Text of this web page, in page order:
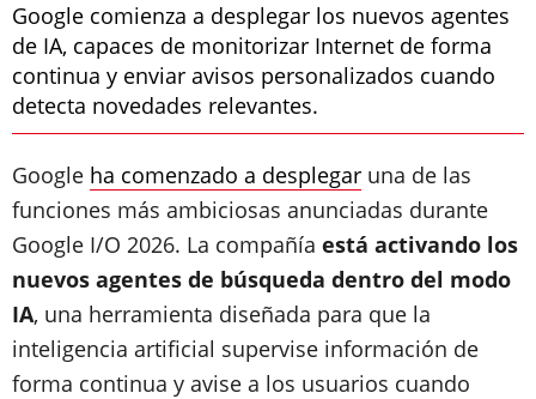
Google comienza a desplegar los nuevos agentes
de IA, capaces de monitorizar Internet de forma
continua y enviar avisos personalizados cuando
detecta novedades relevantes.
Google ha comenzado a desplegar una de las
funciones más ambiciosas anunciadas durante
Google I/O 2026. La compañía está activando los
nuevos agentes de búsqueda dentro del modo
IA, una herramienta diseñada para que la
inteligencia artificial supervise información de
forma continua y avise a los usuarios cuando